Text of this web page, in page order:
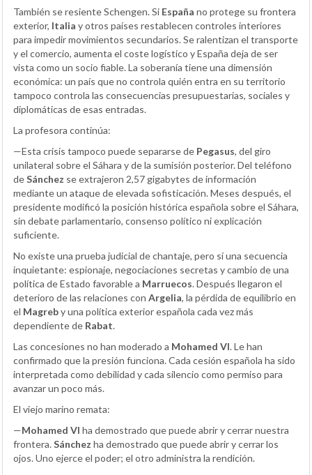
También se resiente Schengen. Si España no protege su frontera
exterior, Italia y otros países restablecen controles interiores
para impedir movimientos secundarios. Se ralentizan el transporte
y el comercio, aumenta el coste logístico y España deja de ser
vista como un socio fiable. La soberanía tiene una dimensión
económica: un país que no controla quién entra en su territorio
tampoco controla las consecuencias presupuestarias, sociales y
diplomáticas de esas entradas.
La profesora continúa:
—Esta crisis tampoco puede separarse de Pegasus, del giro
unilateral sobre el Sáhara y de la sumisión posterior. Del teléfono
deSánchez se extrajeron 2,57 gigabytes de información
mediante un ataque de elevada sofisticación. Meses después, el
presidente modificó la posición histórica española sobre el Sáhara,
sin debate parlamentario, consenso político ni explicación
suficiente.
No existe una prueba judicial de chantaje, pero sí una secuencia
inquietante: espionaje, negociaciones secretas y cambio de una
política de Estado favorable a Marruecos. Después llegaron el
deterioro de las relaciones con Argelia, la pérdida de equilibrio en
el Magreby una política exterior española cada vez más
dependiente de Rabat.
Las concesiones no han moderado a Mohamed VI. Le han
confirmado que la presión funciona. Cada cesión española ha sido
interpretada como debilidad y cada silencio como permiso para
avanzar un poco más.
El viejo marino remata:
—Mohamed VI ha demostrado que puede abrir y cerrar nuestra
frontera.Sánchez ha demostrado que puede abrir y cerrar los
ojos. Uno ejerce el poder; el otro administra la rendición.